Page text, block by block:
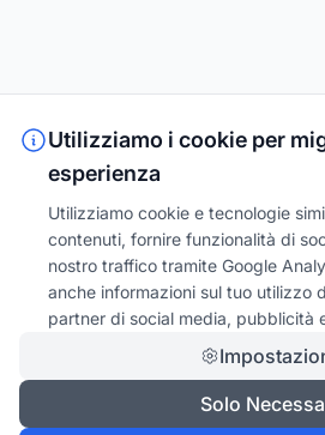
Utilizziamo i cookie per
esperienza
Utilizziamo cookie e tecnologie
contenuti, fornire funzionalità di
nostro traffico tramite Google
anche informazioni sul tuo utilizzo
partner di social media, pubblicità
Solo